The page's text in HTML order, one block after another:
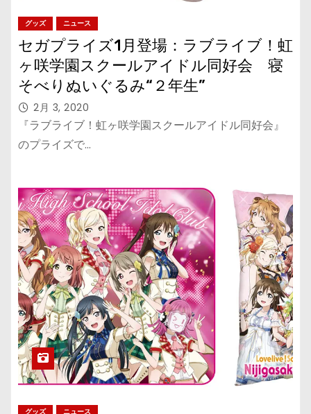
グッズ ニュース
セガプライズ1月登場：ラブライブ！虹
ヶ咲学園スクールアイドル同好会 寝
そべりぬいぐるみ“２年生”
2月 3, 2020
『ラブライブ！虹ヶ咲学園スクールアイドル同好会』
のプライズで…
グッズ ニュース